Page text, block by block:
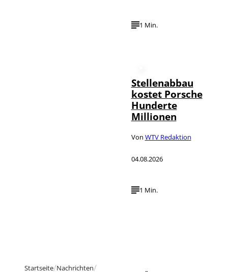
1 Min.
Stellenabbau
kostet Porsche
Hunderte
Millionen
Von WTV Redaktion
04.08.2026
1 Min.
Startseite Nachrichten